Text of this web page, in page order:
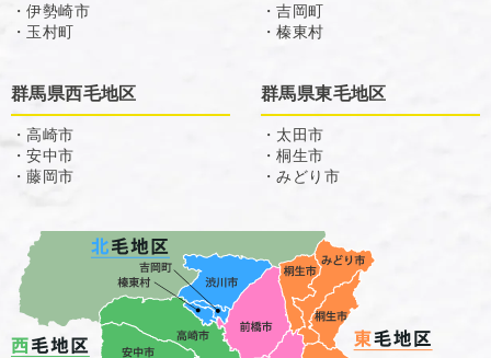
・伊勢崎市
・玉村町
・吉岡町
・榛東村
群馬県西毛地区
・高崎市
・安中市
・藤岡市
群馬県東毛地区
・太田市
・桐生市
・みどり市